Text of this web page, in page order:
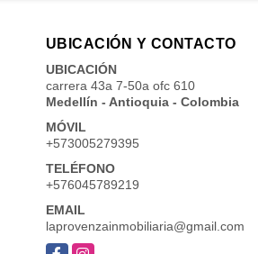
UBICACIÓN Y CONTACTO
UBICACIÓN
carrera 43a 7-50a ofc 610
Medellín - Antioquia - Colombia
MÓVIL
+573005279395
TELÉFONO
+576045789219
EMAIL
laprovenzainmobiliaria@gmail.com